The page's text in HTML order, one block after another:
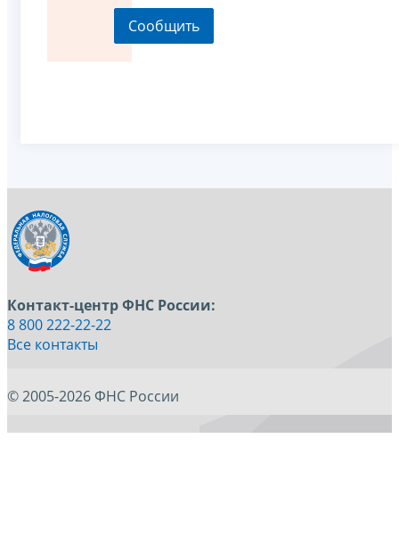
Контакт-центр ФНС России:
8 800 222-22-22
Все контакты
© 2005-2026 ФНС России